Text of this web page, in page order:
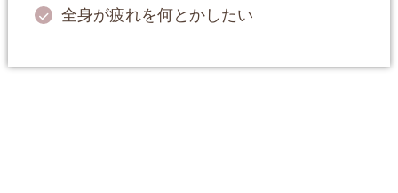
全身が疲れを何とかしたい